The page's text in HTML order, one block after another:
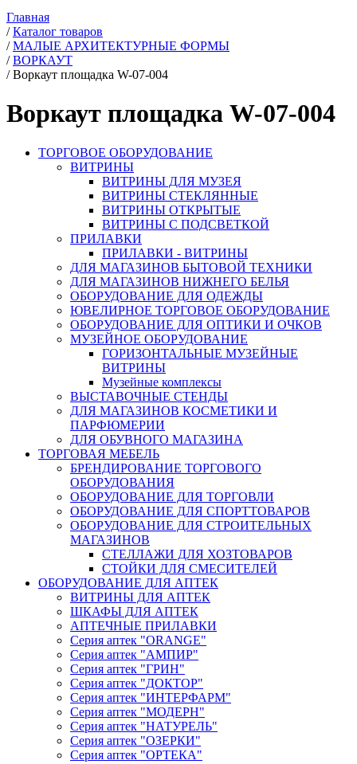
Главная
/ Каталог товаров
/ МАЛЫЕ АРХИТЕКТУРНЫЕ ФОРМЫ
/ ВОРКАУТ
/ Воркаут площадка W-07-004
Воркаут площадка W-07-004
ТОРГОВОЕ ОБОРУДОВАНИЕ
ВИТРИНЫ
ВИТРИНЫ ДЛЯ МУЗЕЯ
ВИТРИНЫ СТЕКЛЯННЫЕ
ВИТРИНЫ ОТКРЫТЫЕ
ВИТРИНЫ С ПОДСВЕТКОЙ
ПРИЛАВКИ
ПРИЛАВКИ - ВИТРИНЫ
ДЛЯ МАГАЗИНОВ БЫТОВОЙ ТЕХНИКИ
ДЛЯ МАГАЗИНОВ НИЖНЕГО БЕЛЬЯ
ОБОРУДОВАНИЕ ДЛЯ ОДЕЖДЫ
ЮВЕЛИРНОЕ ТОРГОВОЕ ОБОРУДОВАНИЕ
ОБОРУДОВАНИЕ ДЛЯ ОПТИКИ И ОЧКОВ
МУЗЕЙНОЕ ОБОРУДОВАНИЕ
ГОРИЗОНТАЛЬНЫЕ МУЗЕЙНЫЕ
ВИТРИНЫ
Музейные комплексы
ВЫСТАВОЧНЫЕ СТЕНДЫ
ДЛЯ МАГАЗИНОВ КОСМЕТИКИ И
ПАРФЮМЕРИИ
ДЛЯ ОБУВНОГО МАГАЗИНА
ТОРГОВАЯ МЕБЕЛЬ
БРЕНДИРОВАНИЕ ТОРГОВОГО
ОБОРУДОВАНИЯ
ОБОРУДОВАНИЕ ДЛЯ ТОРГОВЛИ
ОБОРУДОВАНИЕ ДЛЯ СПОРТТОВАРОВ
ОБОРУДОВАНИЕ ДЛЯ СТРОИТЕЛЬНЫХ
МАГАЗИНОВ
СТЕЛЛАЖИ ДЛЯ ХОЗТОВАРОВ
СТОЙКИ ДЛЯ СМЕСИТЕЛЕЙ
ОБОРУДОВАНИЕ ДЛЯ АПТЕК
ВИТРИНЫ ДЛЯ АПТЕК
ШКАФЫ ДЛЯ АПТЕК
АПТЕЧНЫЕ ПРИЛАВКИ
Серия аптек "ORANGE"
Серия аптек "АМПИР"
Серия аптек "ГРИН"
Серия аптек "ДОКТОР"
Серия аптек "ИНТЕРФАРМ"
Серия аптек "МОДЕРН"
Серия аптек "НАТУРЕЛЬ"
Серия аптек "ОЗЕРКИ"
Серия аптек "ОРТЕКА"